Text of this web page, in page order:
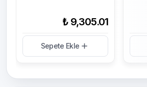
₺ 9,305.01
Sepete Ekle